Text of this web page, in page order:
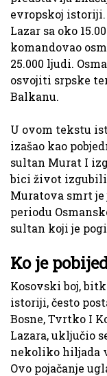
evropskoj
Lazar sa oko
komandovao
25.000 ljudi.
osvojiti srpske
Balkanu.
U ovom tekstu
izašao kao
sultan Murat I
bici život
Muratova smrt
periodu
sultan koji je
Ko je
Kosovski boj,
istoriji, često
Bosne, Tvrtko I
Lazara, uključio
nekoliko hiljada
Ovo pojačanje